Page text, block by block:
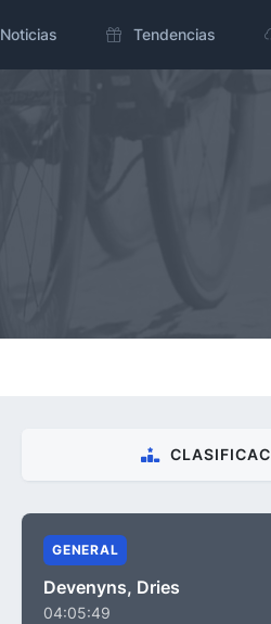
Noticias Tendencias
GENERAL
Devenyns, Dries
04:05:49